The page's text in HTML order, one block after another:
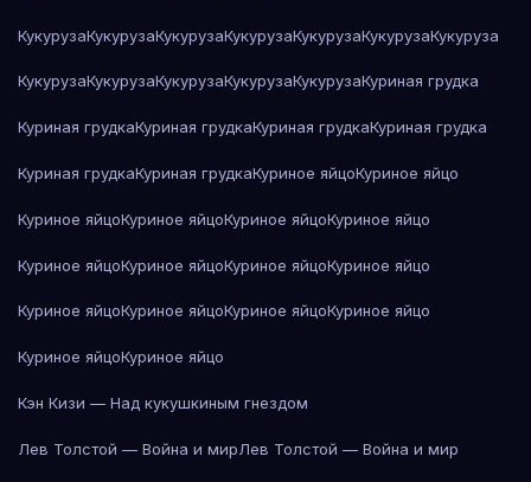
КукурузаКукурузаКукурузаКукурузаКукурузаКукурузаКукуруза
КукурузаКукурузаКукурузаКукурузаКукурузаКуриная грудка
Куриная грудкаКуриная грудкаКуриная грудкаКуриная грудка
Куриная грудкаКуриная грудкаКуриное яйцоКуриное яйцо
Куриное яйцоКуриное яйцоКуриное яйцоКуриное яйцо
Куриное яйцоКуриное яйцоКуриное яйцоКуриное яйцо
Куриное яйцоКуриное яйцоКуриное яйцоКуриное яйцо
Куриное яйцоКуриное яйцо
Кэн Кизи — Над кукушкиным гнездом
Лев Толстой — Война и мирЛев Толстой — Война и мир